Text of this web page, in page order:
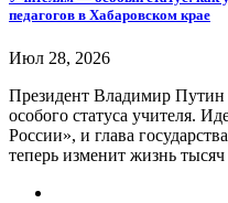
педагогов в Хабаровском крае
Июл 28, 2026
Президент Владимир Путин
особого статуса учителя.
России», и глава
теперь изменит жизнь